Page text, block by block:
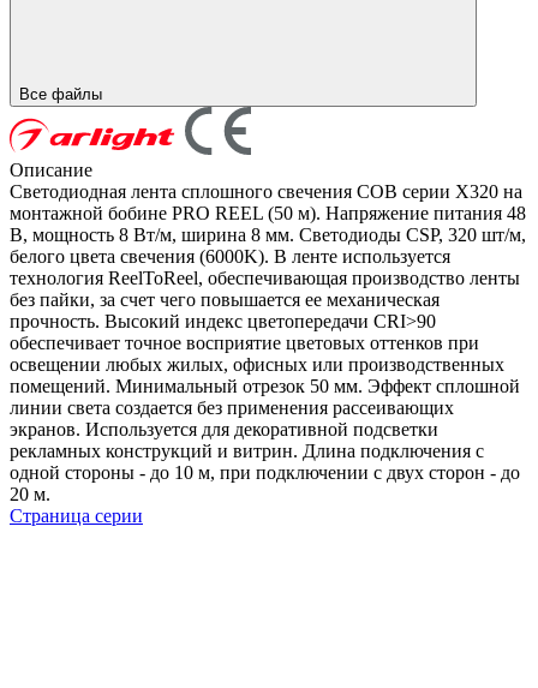
Все файлы
Описание
Светодиодная лента сплошного свечения COB серии X320 на
монтажной бобине PRO REEL (50 м). Напряжение питания 48
В, мощность 8 Вт/м, ширина 8 мм. Светодиоды CSP, 320 шт/м,
белого цвета свечения (6000K). В ленте используется
технология ReelToReel, обеспечивающая производство ленты
без пайки, за счет чего повышается ее механическая
прочность. Высокий индекс цветопередачи CRI>90
обеспечивает точное восприятие цветовых оттенков при
освещении любых жилых, офисных или производственных
помещений. Минимальный отрезок 50 мм. Эффект сплошной
линии света создается без применения рассеивающих
экранов. Используется для декоративной подсветки
рекламных конструкций и витрин. Длина подключения с
одной стороны - до 10 м, при подключении с двух сторон - до
20 м.
Страница серии